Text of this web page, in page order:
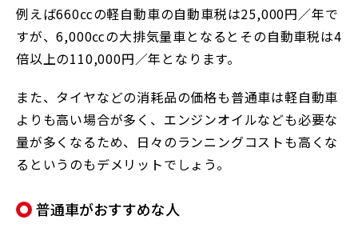
例えば660㏄の軽自動車の自動車税は25,000円／年で
すが、6,000㏄の大排気量車となるとその自動車税は4
倍以上の110,000円／年となります。
また、タイヤなどの消耗品の価格も普通車は軽自動車
よりも高い場合が多く、エンジンオイルなども必要な
量が多くなるため、日々のランニングコストも高くな
るというのもデメリットでしょう。
普通車がおすすめな人